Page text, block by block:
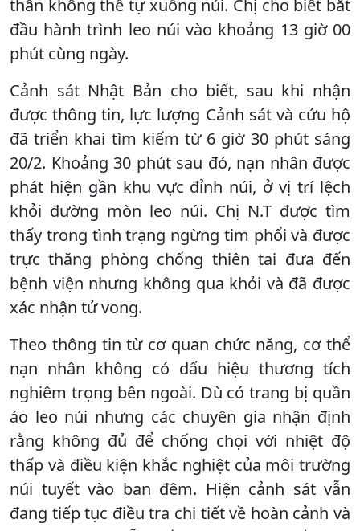
thân không thể tự xuống núi. Chị cho biết bắt
đầu hành trình leo núi vào khoảng 13 giờ 00
phút cùng ngày.
Cảnh sát Nhật Bản cho biết, sau khi nhận
được thông tin, lực lượng Cảnh sát và cứu hộ
đã triển khai tìm kiếm từ 6 giờ 30 phút sáng
20/2. Khoảng 30 phút sau đó, nạn nhân được
phát hiện gần khu vực đỉnh núi, ở vị trí lệch
khỏi đường mòn leo núi. Chị N.T được tìm
thấy trong tình trạng ngừng tim phổi và được
trực thăng phòng chống thiên tai đưa đến
bệnh viện nhưng không qua khỏi và đã được
xác nhận tử vong.
Theo thông tin từ cơ quan chức năng, cơ thể
nạn nhân không có dấu hiệu thương tích
nghiêm trọng bên ngoài. Dù có trang bị quần
áo leo núi nhưng các chuyên gia nhận định
rằng không đủ để chống chọi với nhiệt độ
thấp và điều kiện khắc nghiệt của môi trường
núi tuyết vào ban đêm. Hiện cảnh sát vẫn
đang tiếp tục điều tra chi tiết về hoàn cảnh và